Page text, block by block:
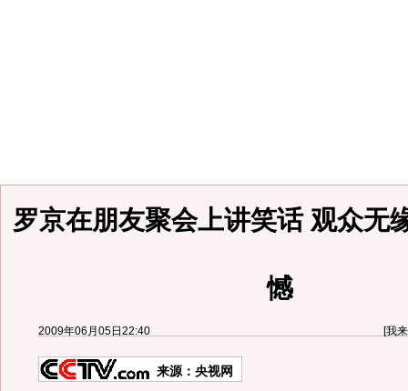
罗京在朋友聚会上讲笑话 观众无
憾
2009年06月05日22:40 [我
来源： 央视网